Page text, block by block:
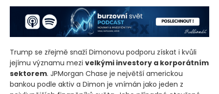
Trump se zřejmě snaží Dimonovu podporu získat i kvůli
jejímu významu mezi velkými investory a korporátním
sektorem. JPMorgan Chase je největší americkou
bankou podle aktiv a Dimon je vnímán jako jeden z